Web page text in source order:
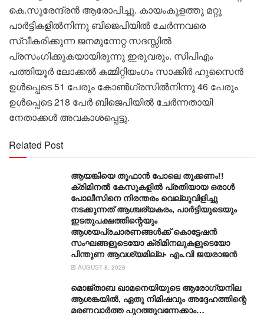
കെ.സുരേന്ദ്രൻ ആരോപിച്ചു. കായംകുളത്തു മറ്റു
പാർട്ടികളിൽനിന്നു ബിജെപിയിൽ ചേർന്നവരെ
സ്വീകരിക്കുന്ന ജനമുന്നേറ്റ സദസ്സിൽ
പ്രസംഗിക്കുകയായിരുന്നു ഇരുവരും. സിപിഎം
പത്തിയൂർ ലോക്കൽ കമ്മിറ്റിയംഗം സാക്കിർ ഹുസൈൻ
ഉൾപ്പെടെ 51 പേരും കോൺഗ്രസിൽനിന്നു 46 പേരും
ഉൾപ്പെടെ 218 പേർ ബിജെപിയിൽ ചേർന്നതായി
നേതാക്കൾ അവകാശപ്പെട്ടു.
Related Post
ആയങ്കിയെ തൂഫാൻ പോലെ തൂക്കണം!!
ക്രിമിനൽ കേസുകളിൽ പ്രതിയായ ഒരാൾ
പോലീസിനെ നിരന്തരം വെല്ലുവിളിച്ചു
നടക്കുന്നത് ആശ്ചര്യകരം, പാർട്ടിയുടെയും
ഇടതുപക്ഷത്തിന്റെയും
ആശയപ്രചാരണങ്ങൾക്ക് കൊട്ടേഷൻ
സംഘങ്ങളുടെയോ ക്രിമിനലുകളുടെയോ
പിന്തുണ ആവശ്യമില്ല- എം.വി ജയരാജൻ
AUGUST 8, 2026
മൊജ്താബ ഖാമനെയിയുടെ ആരോ​ഗ്യനില
ആശങ്കയിൽ, ഏതു നിമിഷവും അദ്ദേഹത്തിന്റെ
മരണവാർത്ത പുറത്തുവന്നേക്കാം…